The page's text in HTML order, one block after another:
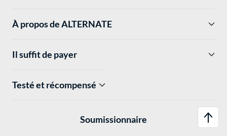
À propos de ALTERNATE
Il suffit de payer
Testé et récompensé
Soumissionnaire